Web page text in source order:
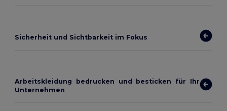
Sicherheit und Sichtbarkeit im Fokus
Arbeitskleidung bedrucken und besticken für Ihr
Unternehmen